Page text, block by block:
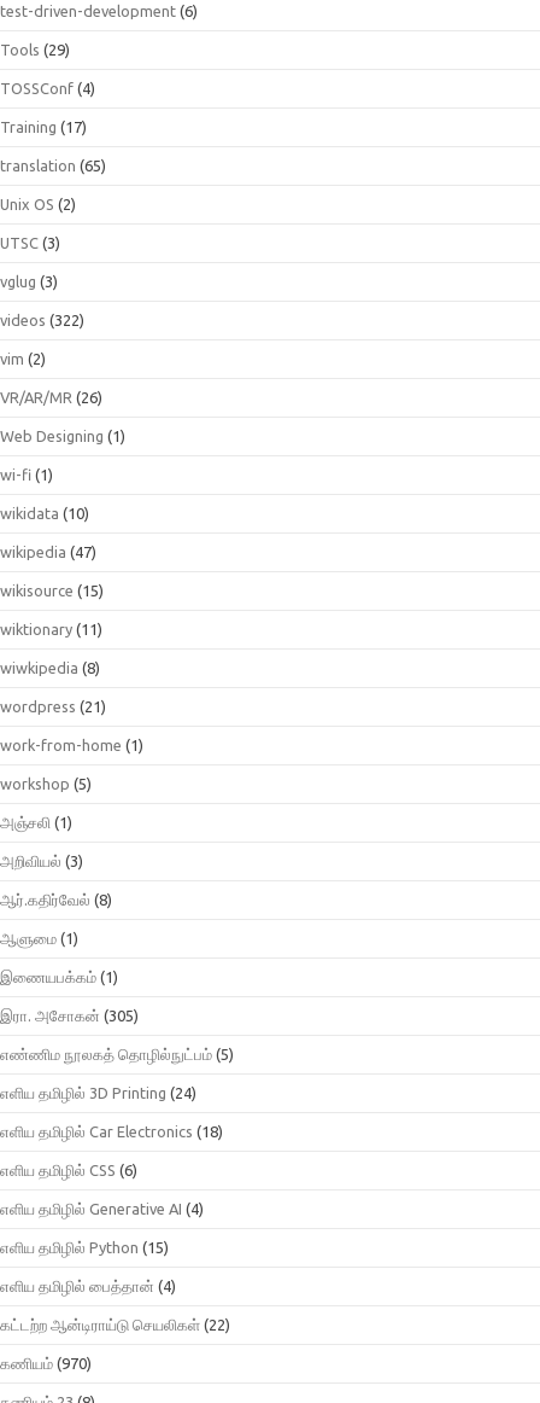
test-driven-development (6)
Tools (29)
TOSSConf (4)
Training (17)
translation (65)
Unix OS (2)
UTSC (3)
vglug (3)
videos (322)
vim (2)
VR/AR/MR (26)
Web Designing (1)
wi-fi (1)
wikidata (10)
wikipedia (47)
wikisource (15)
wiktionary (11)
wiwkipedia (8)
wordpress (21)
work-from-home (1)
workshop (5)
அஞ்சலி (1)
அறிவியல் (3)
ஆர்.கதிர்வேல் (8)
ஆளுமை (1)
இணையபக்கம் (1)
இரா. அசோகன் (305)
எண்ணிம நூலகத் தொழில்நுட்பம் (5)
எளிய தமிழில் 3D Printing (24)
எளிய தமிழில் Car Electronics (18)
எளிய தமிழில் CSS (6)
எளிய தமிழில் Generative AI (4)
எளிய தமிழில் Python (15)
எளிய தமிழில் பைத்தான் (4)
கட்டற்ற ஆன்டிராய்டு செயலிகள் (22)
கணியம் (970)